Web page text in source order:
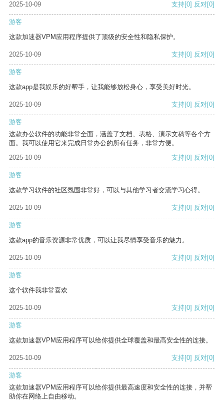
2025-10-09 支持[0] 反对[0]
游客
这款加速器VPM应用程序提供了顶级的安全性和隐私保护。
2025-10-09 支持[0] 反对[0]
游客
这款app是我娱乐的好帮手，让我能够放松身心，享受美好时光。
2025-10-09 支持[0] 反对[0]
游客
这款办公软件的功能非常全面，涵盖了文档、表格、演示文稿等各个方
面。我可以使用它来完成日常办公的所有任务，非常方便。
2025-10-09
支持[0] 反对[0]
游客
这款学习软件的社区氛围非常好，可以与其他学习者交流学习心得。
2025-10-09 支持[0] 反对[0]
游客
这款app的音乐资源非常优质，可以让我尽情享受音乐的魅力。
2025-10-09 支持[0] 反对[0]
游客
这个软件我非常喜欢
2025-10-09 支持[0] 反对[0]
游客
这款加速器VPM应用程序可以给你提供全球覆盖和最高安全性的连接。
2025-10-09 支持[0] 反对[0]
游客
这款加速器VPM应用程序可以给你提供最高速度和安全性的连接，并帮
助你在网络上自由移动。